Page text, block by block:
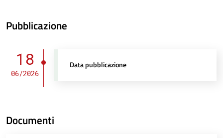
Pubblicazione
18
06/2026
Data pubblicazione
Documenti